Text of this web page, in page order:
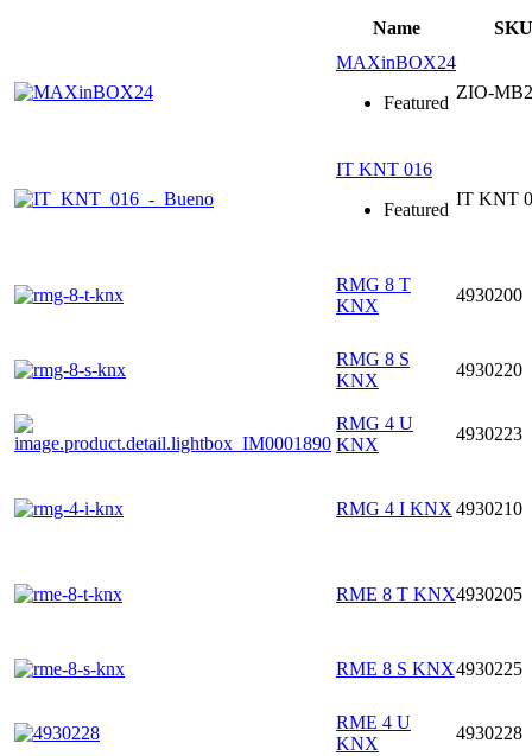
Name
SKU
MAXinBOX24
Featured
ZIO-
IT KNT 016
Featured
IT KNT
RMG 8 T
KNX
4930200
RMG 8 S
KNX
4930220
RMG 4 U
KNX
4930223
RMG 4 I KNX4930210
RME 8 T KNX4930205
RME 8 S KNX4930225
RME 4 U
KNX
4930228